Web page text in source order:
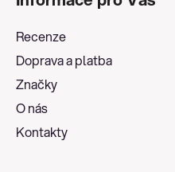
Recenze
Doprava a platba
Značky
O nás
Kontakty